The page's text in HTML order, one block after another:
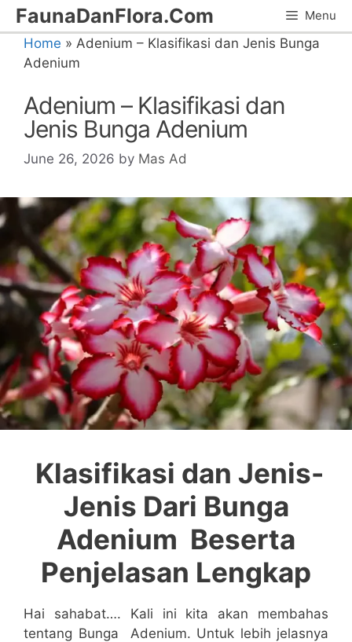
Skip
to
content
FaunaDanFlora.Com Menu
Home » Adenium – Klasifikasi dan Jenis Bunga
Adenium
Adenium – Klasifikasi dan
Jenis Bunga Adenium
June 26, 2026 by Mas Ad
Klasifikasi dan Jenis-
Jenis Dari Bunga
Adenium Beserta
Penjelasan Lengkap
Hai sahabat…. Kali ini kita akan membahas
tentang Bunga Adenium. Untuk lebih jelasnya